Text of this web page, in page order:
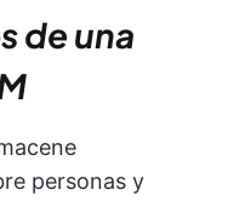
de una
personas y